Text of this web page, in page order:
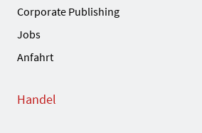
Corporate Publishing
Jobs
Anfahrt
Handel